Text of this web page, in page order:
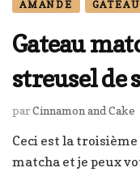
AMANDE GATEAU
Gateau
streusel de
parCinnamon and Cake
Ceci est la
matcha et je peux